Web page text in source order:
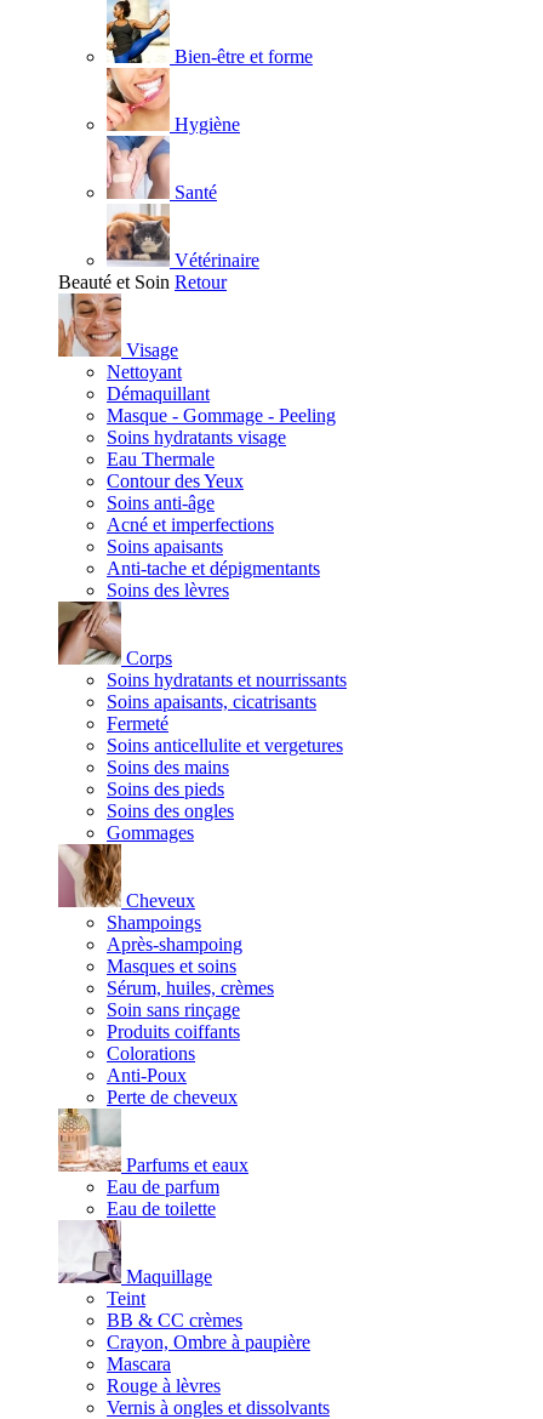
Bien-être et forme
Hygiène
Santé
Vétérinaire
Beauté et Soin Retour
Visage
Nettoyant
Démaquillant
Masque - Gommage - Peeling
Soins hydratants visage
Eau Thermale
Contour des Yeux
Soins anti-âge
Acné et imperfections
Soins apaisants
Anti-tache et dépigmentants
Soins des lèvres
Corps
Soins hydratants et nourrissants
Soins apaisants, cicatrisants
Fermeté
Soins anticellulite et vergetures
Soins des mains
Soins des pieds
Soins des ongles
Gommages
Cheveux
Shampoings
Après-shampoing
Masques et soins
Sérum, huiles, crèmes
Soin sans rinçage
Produits coiffants
Colorations
Anti-Poux
Perte de cheveux
Parfums et eaux
Eau de parfum
Eau de toilette
Maquillage
Teint
BB & CC crèmes
Crayon, Ombre à paupière
Mascara
Rouge à lèvres
Vernis à ongles et dissolvants